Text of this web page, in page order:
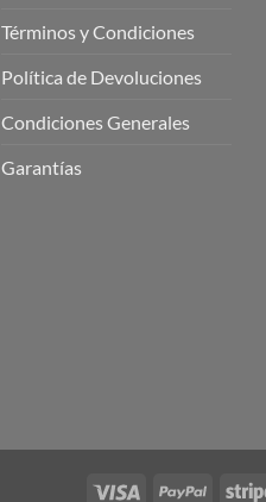
Términos y Condiciones
Política de Devoluciones
Condiciones Generales
Garantías
Visa PayPal